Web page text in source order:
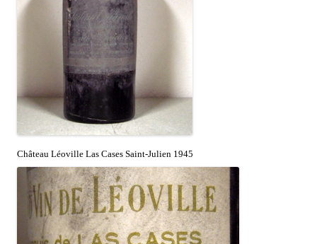
Château Léoville Las Cases Saint-Julien 1945